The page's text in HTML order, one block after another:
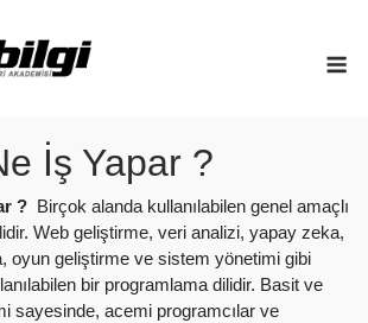
İş Yapar ?
? Birçok alanda kullanılabilen genel amaçlı
Web geliştirme, veri analizi, yapay zeka,
oyun geliştirme ve sistem yönetimi gibi
bir programlama dilidir. Basit ve
sayesinde, acemi programcılar ve